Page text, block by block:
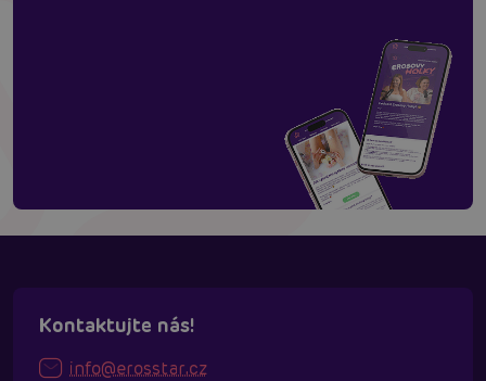
Kontaktujte nás!
info@erosstar.cz